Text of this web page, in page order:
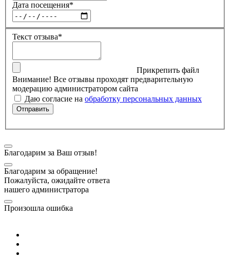
Дата посещения*
Текст отзыва*
Прикрепить файл
Внимание! Все отзывы проходят предварительную
модерацию администратором сайта
Даю согласие на обработку персональных данных
Отправить
Благодарим за Ваш отзыв!
Благодарим за обращение!
Пожалуйста, ожидайте ответа
нашего администратора
Произошла ошибка